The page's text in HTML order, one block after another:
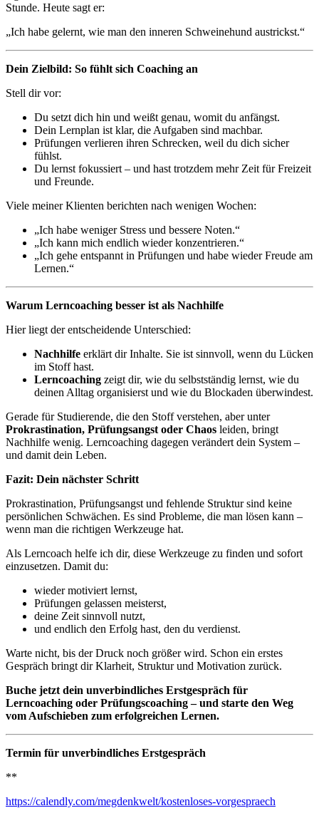
Stunde. Heute sagt er:
„Ich habe gelernt, wie man den inneren Schweinehund austrickst.“
Dein Zielbild: So fühlt sich Coaching an
Stell dir vor:
Du setzt dich hin und weißt genau, womit du anfängst.
Dein Lernplan ist klar, die Aufgaben sind machbar.
Prüfungen verlieren ihren Schrecken, weil du dich sicher
fühlst.
Du lernst fokussiert – und hast trotzdem mehr Zeit für Freizeit
und Freunde.
Viele meiner Klienten berichten nach wenigen Wochen:
„Ich habe weniger Stress und bessere Noten.“
„Ich kann mich endlich wieder konzentrieren.“
„Ich gehe entspannt in Prüfungen und habe wieder Freude am
Lernen.“
Warum Lerncoaching besser ist als Nachhilfe
Hier liegt der entscheidende Unterschied:
Nachhilfe erklärt dir Inhalte. Sie ist sinnvoll, wenn du Lücken
im Stoff hast.
Lerncoaching zeigt dir, wie du selbstständig lernst, wie du
deinen Alltag organisierst und wie du Blockaden überwindest.
Gerade für Studierende, die den Stoff verstehen, aber unter
Prokrastination, Prüfungsangst oder Chaos leiden, bringt
Nachhilfe wenig. Lerncoaching dagegen verändert dein System –
und damit dein Leben.
Fazit: Dein nächster Schritt
Prokrastination, Prüfungsangst und fehlende Struktur sind keine
persönlichen Schwächen. Es sind Probleme, die man lösen kann –
wenn man die richtigen Werkzeuge hat.
Als Lerncoach helfe ich dir, diese Werkzeuge zu finden und sofort
einzusetzen. Damit du:
wieder motiviert lernst,
Prüfungen gelassen meisterst,
deine Zeit sinnvoll nutzt,
und endlich den Erfolg hast, den du verdienst.
Warte nicht, bis der Druck noch größer wird. Schon ein erstes
Gespräch bringt dir Klarheit, Struktur und Motivation zurück.
Buche jetzt dein unverbindliches Erstgespräch für
Lerncoaching oder Prüfungscoaching – und starte den Weg
vom Aufschieben zum erfolgreichen Lernen.
Termin für unverbindliches Erstgespräch
**
https://calendly.com/megdenkwelt/kostenloses-vorgespraech